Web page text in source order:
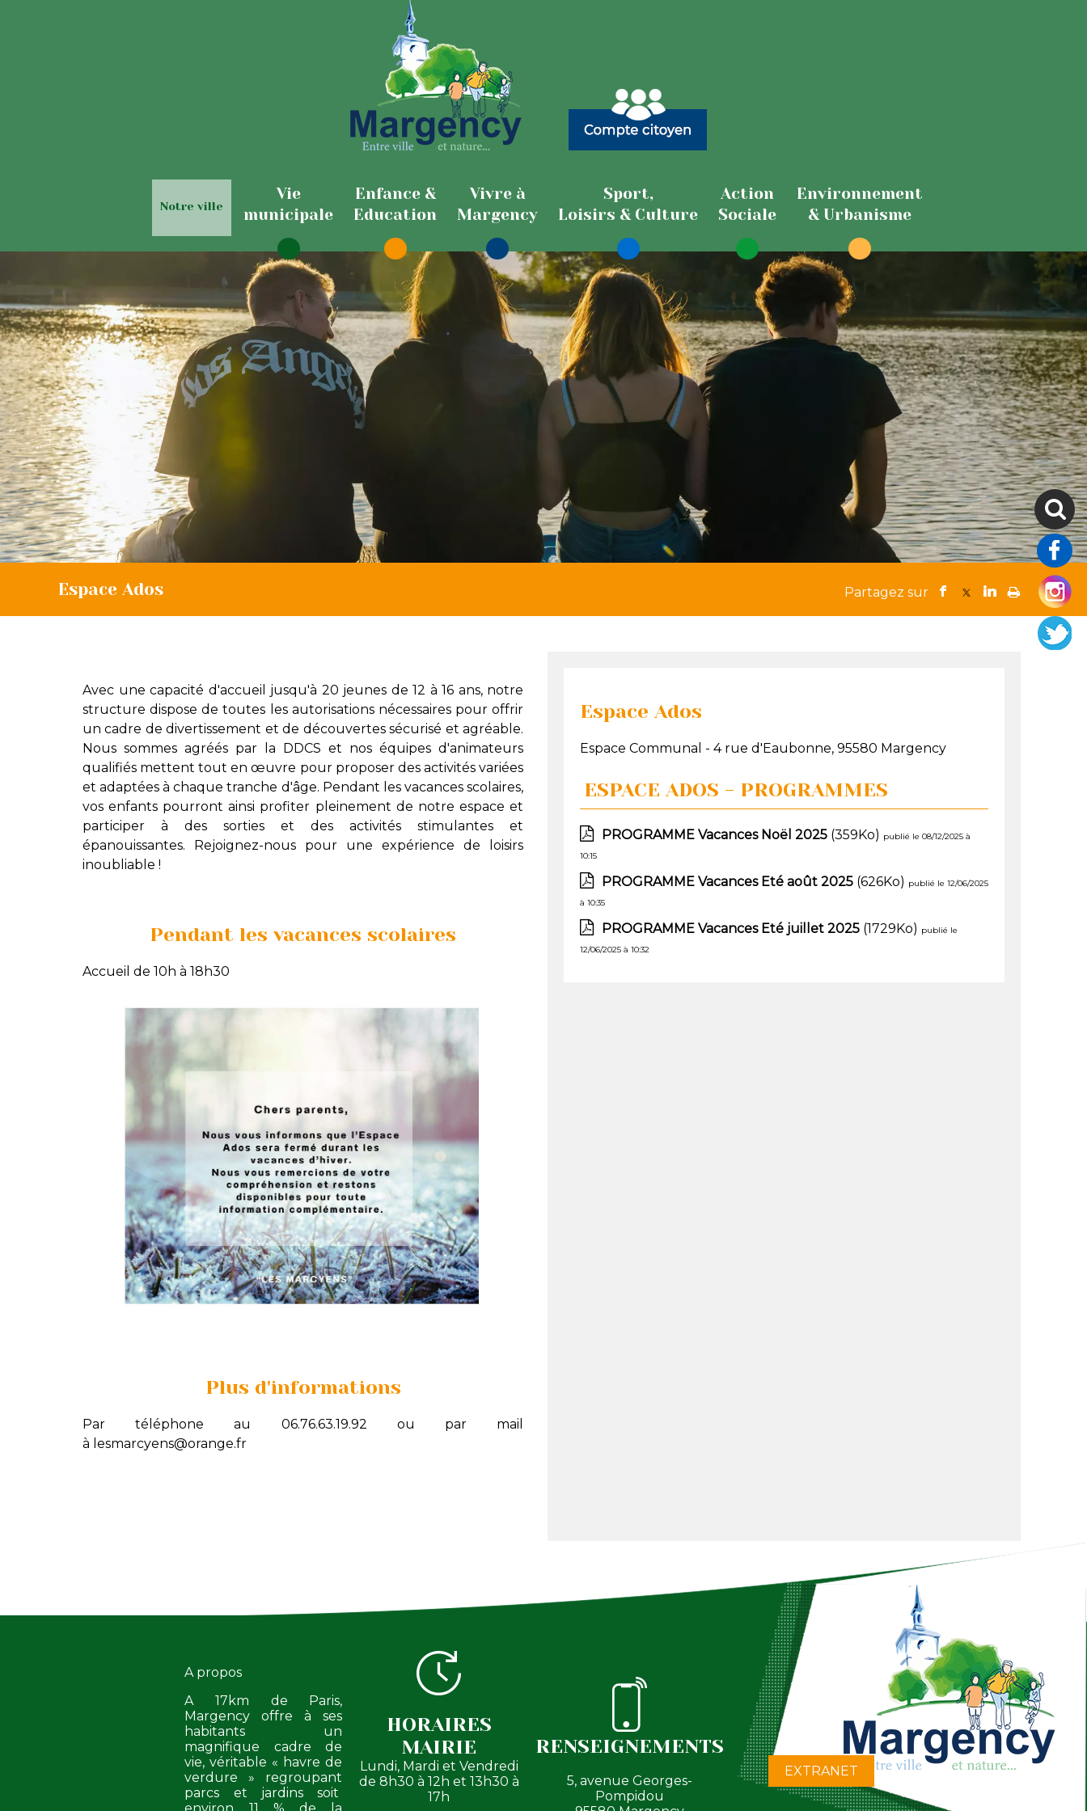
Notre ville
Vie
municipale
Enfance &
Education
Vivre à
Margency
Sport,
Loisirs & Culture
Action
Sociale
Environnement
& Urbanisme
Espace Ados
Avec une capacité d'accueil jusqu'à 20 jeunes de 12 à 16 ans, notre
structure dispose de toutes les autorisations nécessaires pour offrir
un cadre de divertissement et de découvertes sécurisé et agréable.
Nous sommes agréés par la DDCS et nos équipes d'animateurs
qualifiés mettent tout en œuvre pour proposer des activités variées
et adaptées à chaque tranche d'âge. Pendant les vacances scolaires,
vos enfants pourront ainsi profiter pleinement de notre espace et
participer à des sorties et des activités stimulantes et
épanouissantes. Rejoignez-nous pour une expérience de loisirs
inoubliable !
Pendant les vacances scolaires
Accueil de 10h à 18h30
Plus d'informations
Par téléphone au 06.76.63.19.92 ou par mail
à lesmarcyens@orange.fr
Espace Ados
Espace Communal - 4 rue d'Eaubonne, 95580 Margency
ESPACE ADOS - PROGRAMMES
PROGRAMME Vacances Noël 2025 (359Ko) publié le 08/12/2025 à
10:15
PROGRAMME Vacances Eté août 2025 (626Ko) publié le 12/06/2025
à 10:35
PROGRAMME Vacances Eté juillet 2025 (1729Ko) publié le
12/06/2025 à 10:32
A propos
A 17km de Paris,
Margency offre à ses
habitants un
magnifique cadre de
vie, véritable « havre de
verdure » regroupant
parcs et jardins soit
HORAIRES
MAIRIE
Lundi, Mardi et Vendredi
de 8h30 à 12h et 13h30 à
17h
RENSEIGNEMENTS
5, avenue Georges-
Pompidou
EXTRANET